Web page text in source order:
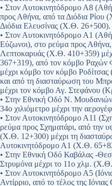
• Στον Αυτοκινητόδρομο Α8
προς Αθήνα, από τα Διόδια Ρίου
Διόδια Ελευσίνας (Χ.Θ. 26+500).
• Στον Αυτοκινητόδρομο Α1
Εύζωνοι), στο ρεύμα προς
Λεπτοκαρυάς (Χ.Θ. 410+359)
367+319), από τον κόμβο Ραχών
μέχρι κόμβο τον κόμβο
και από τη διασταύρωση του
μέχρι τον κόμβο Αγ. Στεφάνου
• Στην Εθνική Οδό Ν.
34ο χιλιόμετρο μέχρι την
• Στον Αυτοκινητόδρομο Α11
ρεύμα προς Σχηματάρι, από την
(Χ.Θ. 12+300) μέχρι τη
Αυτοκινητόδρομο Α1 (Χ.Θ.
• Στην Εθνική Οδό Καβάλας -
Στρυμόνα μέχρι το 11ο χλμ.
• Στον Αυτοκινητόδρομο Α5
Αντίρριο, από το τέλος της